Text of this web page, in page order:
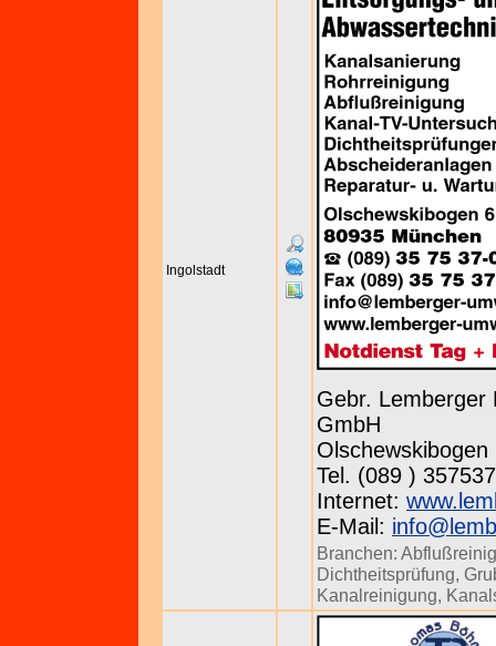
Ingolstadt
Gebr. Lemberger
GmbH
Olschewskibogen
Tel. (089 )
Internet:
E-Mail:
Branchen:
Dichtheitsprüfung,
Kanalreinigung,